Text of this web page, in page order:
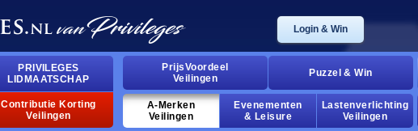
Login & Win
PRIVILEGES
LIDMAATSCHAP
Contributie Korting
Veilingen
PrijsVoordeel
Veilingen
Puzzel & Win
A-Merken
Veilingen
Evenementen
& Leisure
Lastenverlichting
Veilingen